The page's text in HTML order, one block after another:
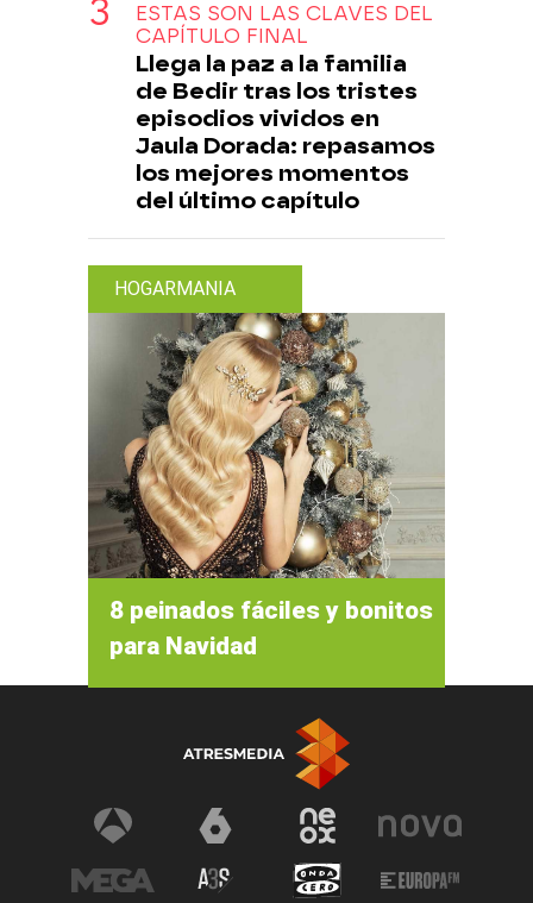
ESTAS SON LAS CLAVES DEL
CAPÍTULO FINAL
Llega la paz a la familia
de Bedir tras los tristes
episodios vividos en
Jaula Dorada: repasamos
los mejores momentos
del último capítulo
HOGARMANIA
8 peinados fáciles y bonitos
para Navidad